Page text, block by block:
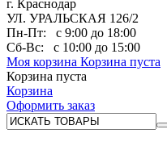
г. Краснодар
УЛ. УРАЛЬСКАЯ 126/2
Пн-Пт:
с 9:00 до 18:00
Сб-Вс:
с 10:00 до 15:00
Моя корзина Корзина пуста
Корзина пуста
Корзина
Оформить заказ